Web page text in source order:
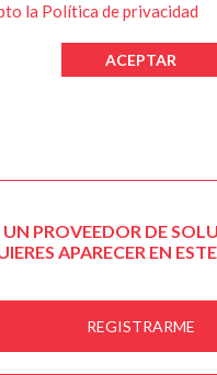
la Política de privacidad
UN PROVEEDOR DE
APARECER EN
REGISTRARME